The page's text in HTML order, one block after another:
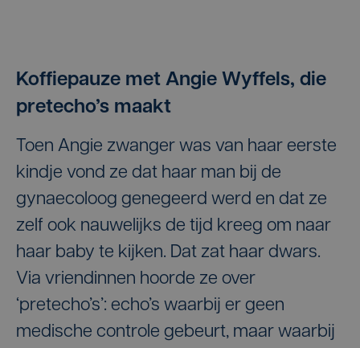
Koffiepauze met Angie Wyffels, die
pretecho’s maakt
Toen Angie zwanger was van haar eerste
kindje vond ze dat haar man bij de
gynaecoloog genegeerd werd en dat ze
zelf ook nauwelijks de tijd kreeg om naar
haar baby te kijken. Dat zat haar dwars.
Via vriendinnen hoorde ze over
‘pretecho’s’: echo’s waarbij er geen
medische controle gebeurt, maar waarbij